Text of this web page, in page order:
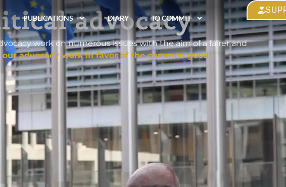
PUBLICATIONS DIARY TO COMMIT
advocacy
work on numerous issues with the aim of a fairer and
our advocacy work in favor of the common good.